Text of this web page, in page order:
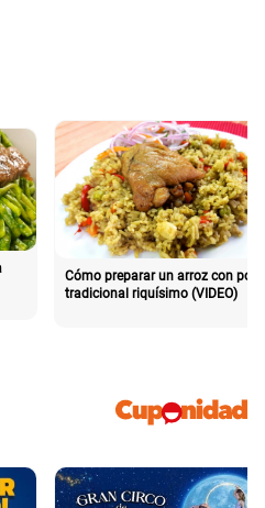
Cómo preparar un arroz con pollo
tradicional riquísimo (VIDEO)